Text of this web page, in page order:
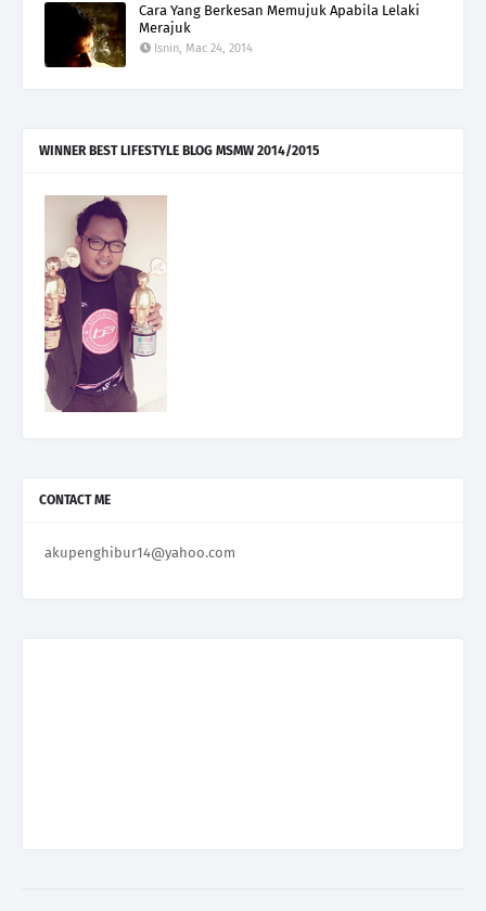
Cara Yang Berkesan Memujuk Apabila Lelaki
Merajuk
Isnin, Mac 24, 2014
WINNER BEST LIFESTYLE BLOG MSMW 2014/2015
CONTACT ME
akupenghibur14@yahoo.com